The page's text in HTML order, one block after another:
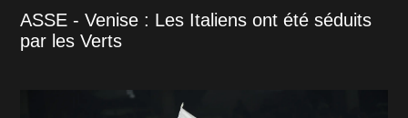
ASSE - Venise : Les Italiens ont été séduits
par les Verts